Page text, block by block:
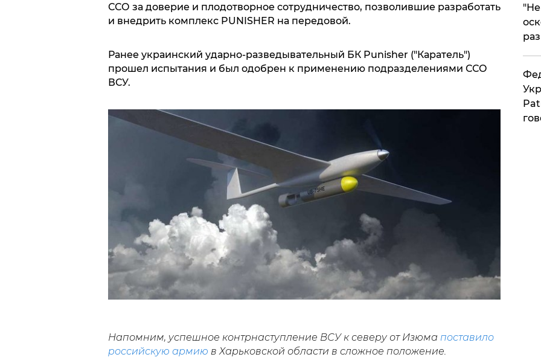
ССО за доверие и плодотворное сотрудничество, позволившие разработать
и внедрить комплекс PUNISHER на передовой.
Ранее украинский ударно-разведывательный БК Punisher ("Каратель")
прошел испытания и был одобрен к применению подразделениями ССО
ВСУ.
Напомним, успешное контрнаступление ВСУ к северу от Изюма поставило
российскую армию в Харьковской области в сложное положение.